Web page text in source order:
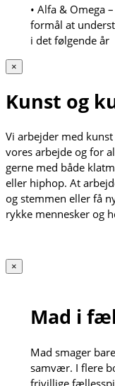
• Alfa & Omega
formål at
i det følgende år
×
Kunst og
Vi arbejder med
vores arbejde og for
gerne med både
eller hiphop. At
og stemmen eller få
rykke mennesker og
×
Mad i
Mad smager
samvær. I flere
frivillige